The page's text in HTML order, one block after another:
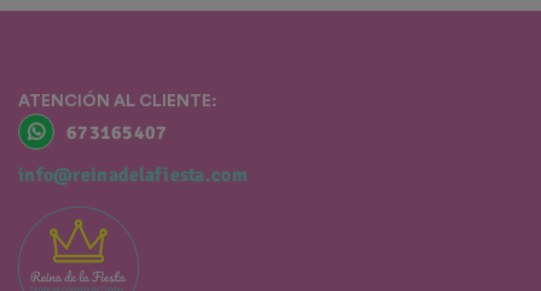
ATENCIÓN AL CLIENTE:
673165407
info@reinadelafiesta.com